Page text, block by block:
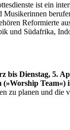
ist ein
Musikerinnen
Reformierte
und Südafrika,
bis Dienstag, 5.
(»Worship Team«)
zu planen und die